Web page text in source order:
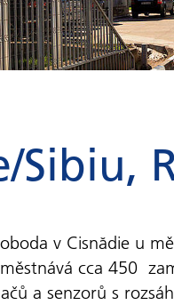
Sibiu,
v Cisnădie u
cca 450
a senzorů s